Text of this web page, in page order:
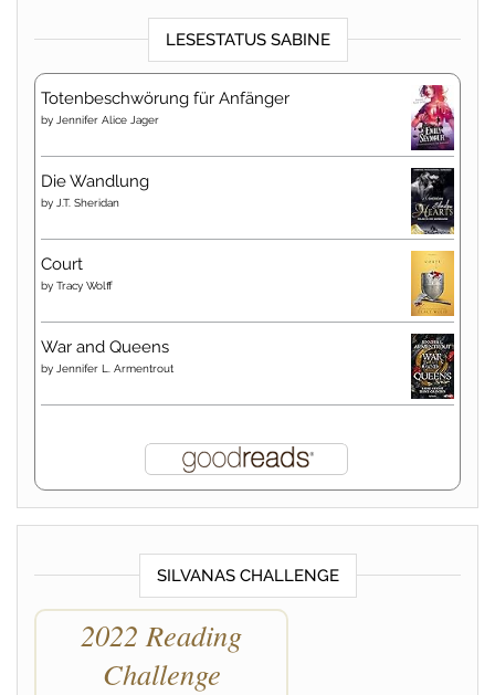
LESESTATUS SABINE
Totenbeschwörung für Anfänger
by Jennifer Alice Jager
Die Wandlung
by J.T. Sheridan
Court
by Tracy Wolff
War and Queens
by Jennifer L. Armentrout
SILVANAS CHALLENGE
2022 Reading
Challenge